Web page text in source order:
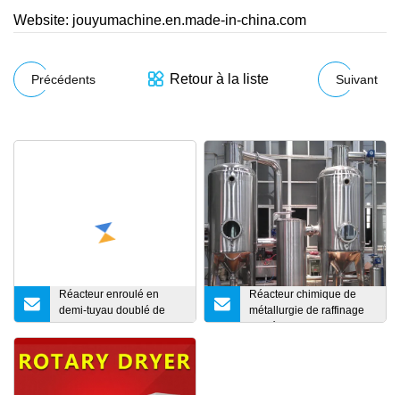
Website: jouyumachine.en.made-in-china.com
Précédents Retour à la liste Suivant
Réacteur enroulé en
demi-tuyau doublé de
verre
Réacteur chimique de
métallurgie de raffinage
du pétrole de pesticide de